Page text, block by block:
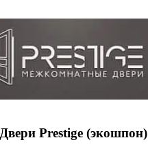
Двери Prestige (экошпон)